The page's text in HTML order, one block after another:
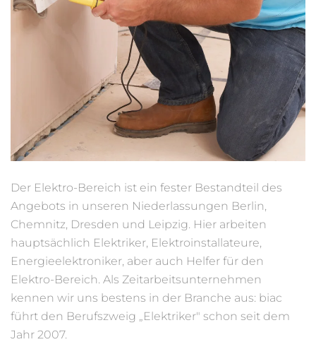
Der Elektro-Bereich ist ein fester Bestandteil des
Angebots in unseren Niederlassungen Berlin,
Chemnitz, Dresden und Leipzig. Hier arbeiten
hauptsächlich Elektriker, Elektroinstallateure,
Energieelektroniker, aber auch Helfer für den
Elektro-Bereich. Als Zeitarbeitsunternehmen
kennen wir uns bestens in der Branche aus: biac
führt den Berufszweig „Elektriker" schon seit dem
Jahr 2007.